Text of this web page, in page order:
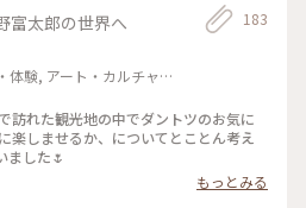
富太郎の世界へ
体験, アート・カルチャ
183
訪れた観光地の中でダントツのお気に
楽しませるか、についてとことん考え
ました🌷
もっとみる